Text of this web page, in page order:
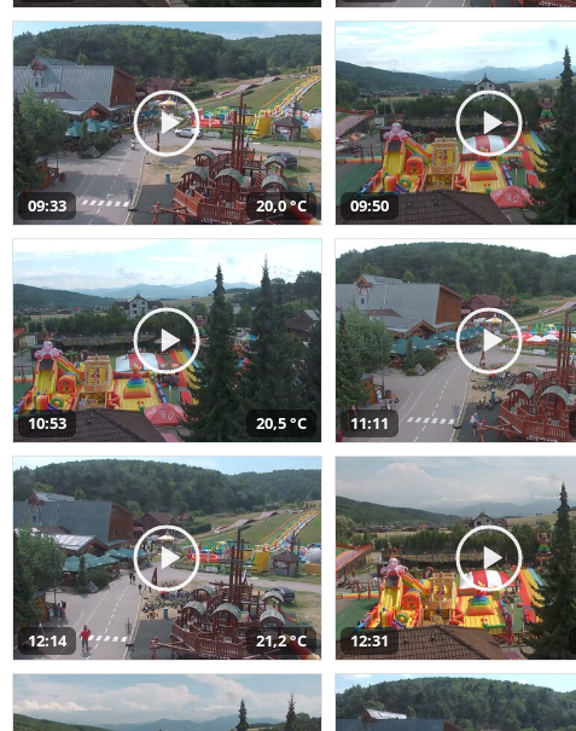
09:33 20,0 °C 09:50
10:53 20,5 °C 11:11
12:14 21,2 °C 12:31